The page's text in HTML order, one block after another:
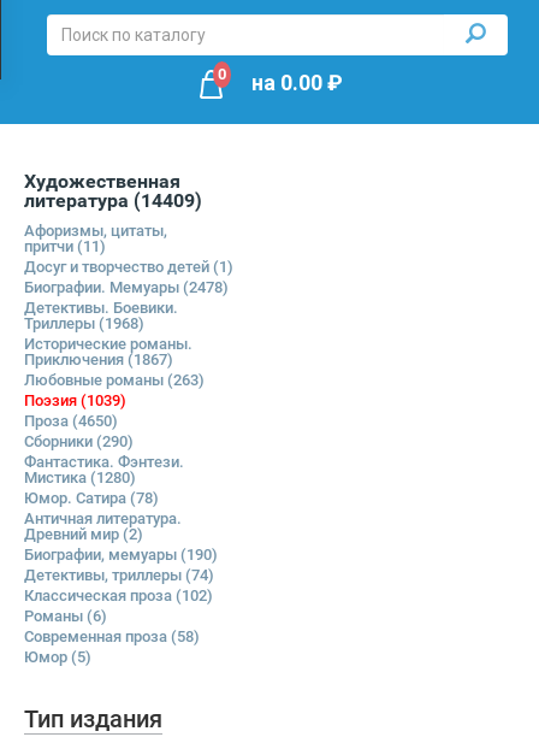
0 на 0.00₽
Художественная
литература (14409)
Афоризмы, цитаты,
притчи (11)
Досуг и творчество детей (1)
Биографии. Мемуары (2478)
Детективы. Боевики.
Триллеры (1968)
Исторические романы.
Приключения (1867)
Любовные романы (263)
Поэзия (1039)
Проза (4650)
Сборники (290)
Фантастика. Фэнтези.
Мистика (1280)
Юмор. Сатира (78)
Античная литература.
Древний мир (2)
Биографии, мемуары (190)
Детективы, триллеры (74)
Классическая проза (102)
Романы (6)
Современная проза (58)
Юмор (5)
Тип издания